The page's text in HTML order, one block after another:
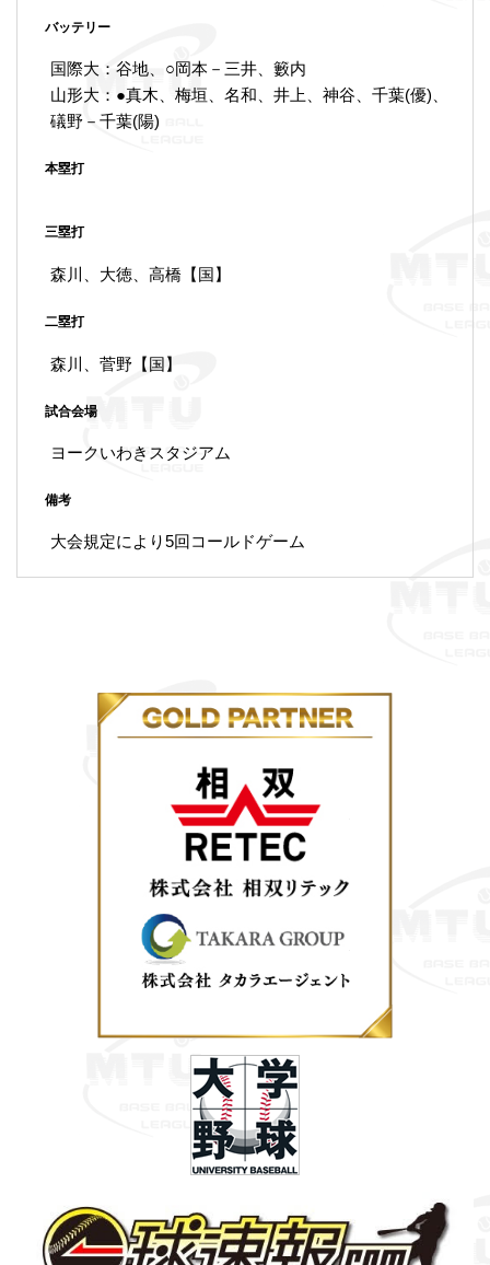
バッテリー
国際大：谷地、○岡本－三井、籔内
山形大：●真木、梅垣、名和、井上、神谷、千葉(優)、
礒野－千葉(陽)
本塁打
三塁打
森川、大徳、高橋【国】
二塁打
森川、菅野【国】
試合会場
ヨークいわきスタジアム
備考
大会規定により5回コールドゲーム